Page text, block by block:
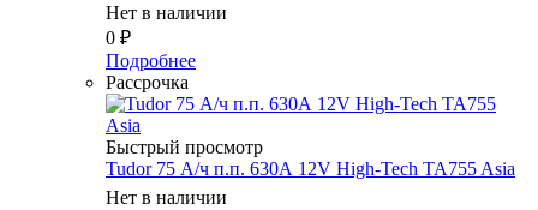
Нет в наличии
0 ₽
Подробнее
Рассрочка
Быстрый просмотр
Tudor 75 А/ч п.п. 630А 12V High-Tech TA755 Asia
Нет в наличии